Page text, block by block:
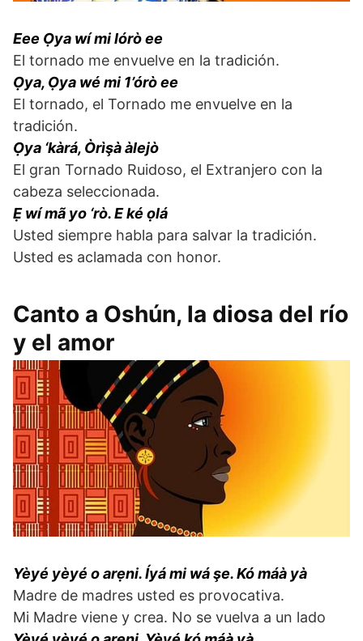
Eee Ọya wí mi lórò ee
El tornado me envuelve en la tradición.
Ọya, Ọya wé mi 1’órò ee
El tornado, el Tornado me envuelve en la
tradición.
Ọya ‘kàrá, Òrìşà àlejò
El gran Tornado Ruidoso, el Extranjero con la
cabeza seleccionada.
Ẹ wí mã yo ‘rò. E ké ọlá
Usted siempre habla para salvar la tradición.
Usted es aclamada con honor.
Canto a Oshún, la diosa del río
y el amor
Yèyé yèyé o arẹni. Íyá mi wá şe. Kó máà yà
Madre de madres usted es provocativa.
Mi Madre viene y crea. No se vuelva a un lado